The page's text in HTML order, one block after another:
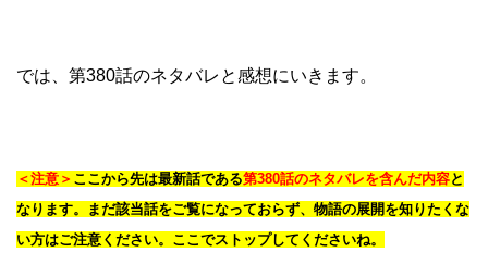
では、第380話のネタバレと感想にいきます。
＜注意＞ ここから先は最新話である第380話のネタバレを含んだ内容と
なります。まだ該当話をご覧になっておらず、物語の展開を知りたくな
い方はご注意ください。ここでストップしてくださいね。